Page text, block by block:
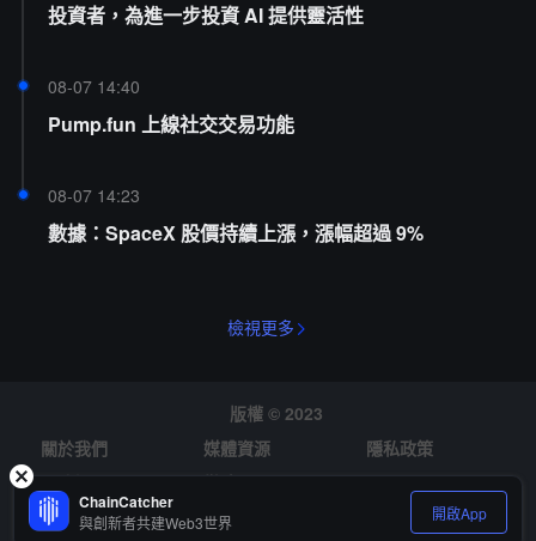
投資者，為進一步投資 AI 提供靈活性
08-07 14:40
Pump.fun 上線社交交易功能
08-07 14:23
數據：SpaceX 股價持續上漲，漲幅超過 9%
檢視更多
版權 © 2023
關於我們
媒體資源
隱私政策
風險提示
徵才
ChainCatcher
與創新者共建Web3世界 開啟App